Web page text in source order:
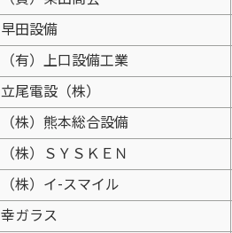
早田設備
（有）上口設備工業
立尾電設（株）
（株）熊本総合設備
（株）ＳＹＳＫＥＮ
（株）イ-スマイル
幸ガラス